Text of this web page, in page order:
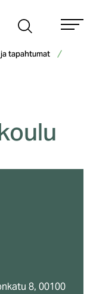
tapahtumat
8, 00100